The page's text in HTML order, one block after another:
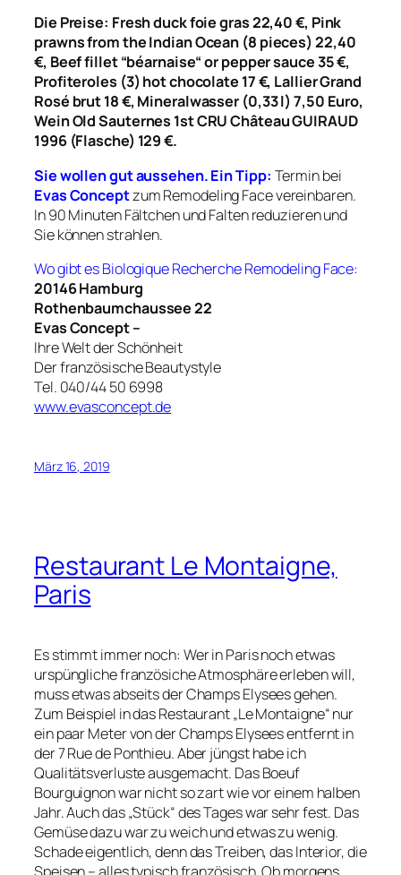
Die Preise: Fresh duck foie gras 22,40 €, Pink
prawns from the Indian Ocean (8 pieces) 22,40
€, Beef fillet “béarnaise“ or pepper sauce 35 €,
Profiteroles (3) hot chocolate 17 €, Lallier Grand
Rosé brut 18 €, Mineralwasser (0,33 l) 7,50 Euro,
Wein Old Sauternes 1st CRU Château GUIRAUD
1996 (Flasche) 129 €.
Sie wollen gut aussehen. Ein Tipp: Termin bei
Evas Conceptzum Remodeling Face vereinbaren.
In 90 Minuten Fältchen und Falten reduzieren und
Sie können strahlen.
Wo gibt es Biologique Recherche Remodeling Face:
20146 Hamburg
Rothenbaumchaussee 22
Evas Concept –
Ihre Welt der Schönheit
Der französische Beautystyle
Tel. 040/44 50 6998
www.evasconcept.de
März 16, 2019
Restaurant Le Montaigne,
Paris
Es stimmt immer noch: Wer in Paris noch etwas
urspüngliche französiche Atmosphäre erleben will,
muss etwas abseits der Champs Elysees gehen.
Zum Beispiel in das Restaurant „Le Montaigne“ nur
ein paar Meter von der Champs Elysees entfernt in
der7 Rue de Ponthieu. Aber jüngst habe ich
Qualitätsverluste ausgemacht. Das Boeuf
Bourguignon war nicht so zart wie vor einem halben
Jahr. Auch das „Stück“ des Tages war sehr fest. Das
Gemüse dazu war zu weich und etwas zu wenig.
Schade eigentlich, denn das Treiben, das Interior, die